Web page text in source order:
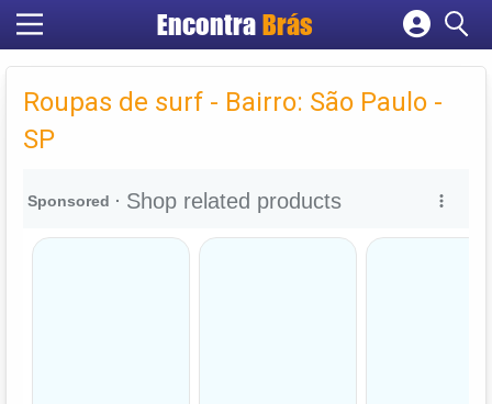
Encontra Brás
Cadastrar empresa
Criar conta
Roupas de surf - Bairro: São Paulo -
SP